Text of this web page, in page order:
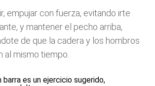
empujar con fuerza, evitando irte
y mantener el pecho arriba,
de que la cadera y los hombros
al mismo tiempo.